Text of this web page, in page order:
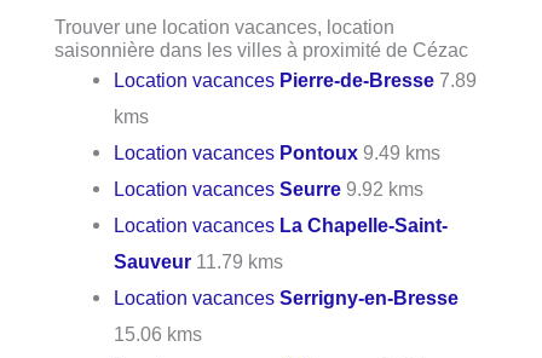
Trouver une location vacances, location
saisonnière dans les villes à proximité de Cézac
Location vacances Pierre-de-Bresse 7.89
kms
Location vacances Pontoux 9.49 kms
Location vacancesSeurre 9.92 kms
Location vacances La Chapelle-Saint-
Sauveur 11.79 kms
Location vacancesSerrigny-en-Bresse
15.06 kms